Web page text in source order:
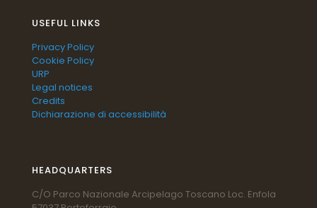
USEFUL LINKS
Privacy Policy
Cookie Policy
URP
Legal notices
Credits
Dichiarazione di accessibilità
HEADQUARTERS
C/O Parco Nazionale Arcipelago Toscano Loc. Enfola